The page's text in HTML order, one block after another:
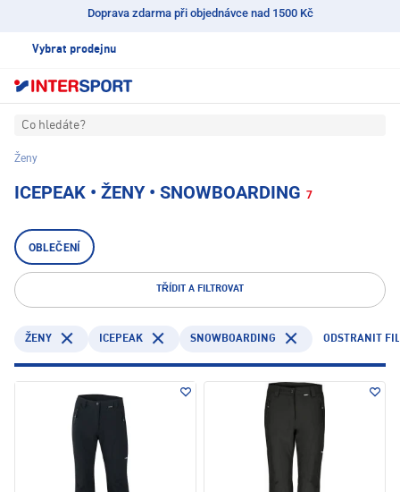
Doprava zdarma při objednávce nad 1500 Kč
Vybrat prodejnu
Co hledáte?
Ženy
ICEPEAK • ŽENY • SNOWBOARDING 7
OBLEČENÍ
TŘÍDIT A FILTROVAT
ŽENY ICEPEAK SNOWBOARDING ODSTRANIT